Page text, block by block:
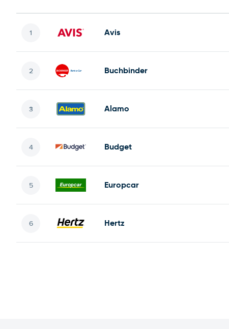
Avis
Buchbinder
Alamo
Budget
Europcar
Hertz